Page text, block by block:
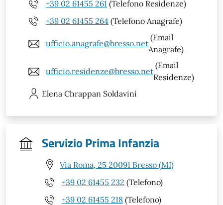
+39 02 61455 261 (Telefono Residenze)
+39 02 61455 264 (Telefono Anagrafe)
ufficio.anagrafe@bresso.net
(Email
Anagrafe)
ufficio.residenze@bresso.net
(Email
Residenze)
Elena Chrappan Soldavini
Servizio Prima Infanzia
Via Roma, 25 20091 Bresso (MI)
+39 02 61455 232 (Telefono)
+39 02 61455 218 (Telefono)